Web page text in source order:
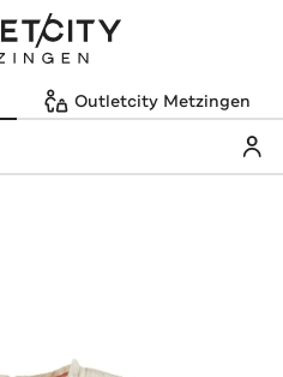
Outletcity Metzingen